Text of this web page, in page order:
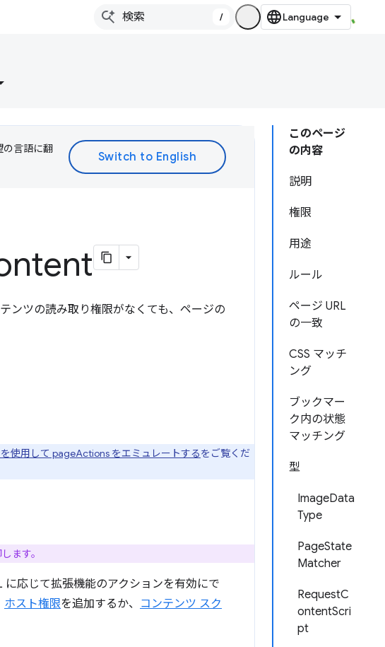
/
このページ
の内容
説明
権限
用途
ルール
ページ URL
の一致
CSS マッチ
ング
ブックマー
ク内の状態
マッチング
型
ImageData
Type
PageState
Matcher
RequestC
ontentScri
pt
の言語に翻
ンツの読み取り権限がなくても、ページの
使用して pageActions をエミュレートするをご覧くだ
ます。
応じて拡張機能のアクションを有効にで
ホスト権限を追加するか、 コンテンツ スク